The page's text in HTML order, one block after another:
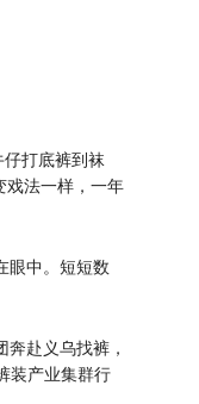
仔打底裤到袜
法一样，一年
眼中。短短数
赴义乌找裤，
装产业集群行